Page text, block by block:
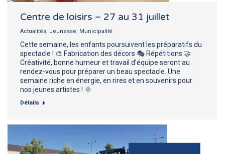
Centre de loisirs – 27 au 31 juillet
Actualités, Jeunesse, Municipalité
Cette semaine, les enfants poursuivent les préparatifs du
spectacle ! 🎨 Fabrication des décors 🎭 Répétitions 🤝
Créativité, bonne humeur et travail d’équipe seront au
rendez-vous pour préparer un beau spectacle. Une
semaine riche en énergie, en rires et en souvenirs pour
nos jeunes artistes ! 🌞
Détails